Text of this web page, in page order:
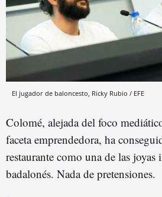
El jugador de baloncesto, Ricky Rubio / EFE
Colomé, alejada del foco
faceta emprendedora, ha
restaurante como una de las
badalonés. Nada de pretensiones.